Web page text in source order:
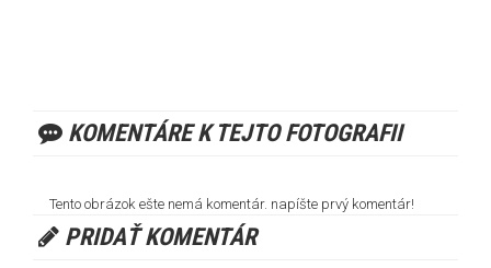
KOMENTÁRE K TEJTO FOTOGRAFII
Tento obrázok ešte nemá komentár. napíšte prvý komentár!
PRIDAŤ KOMENTÁR